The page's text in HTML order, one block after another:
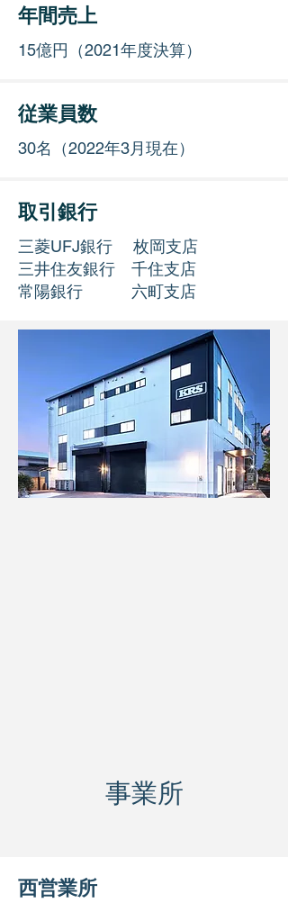
年間売上
15億円（2021年度決算）
従業員数
30名（2022年3月現在）
取引銀行
三菱UFJ銀行 枚岡支店
三井住友銀行 千住支店
常陽銀行 六町支店
事業所
西営業所